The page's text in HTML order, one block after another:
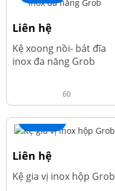
Liên hệ
Kệ xoong nồi- bát đĩa
inox đa năng Grob
60
+ Thêm
Liên hệ
Kệ gia vị inox hộp Grob